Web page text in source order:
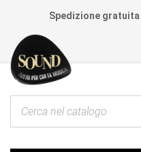
Spedizione gratuita